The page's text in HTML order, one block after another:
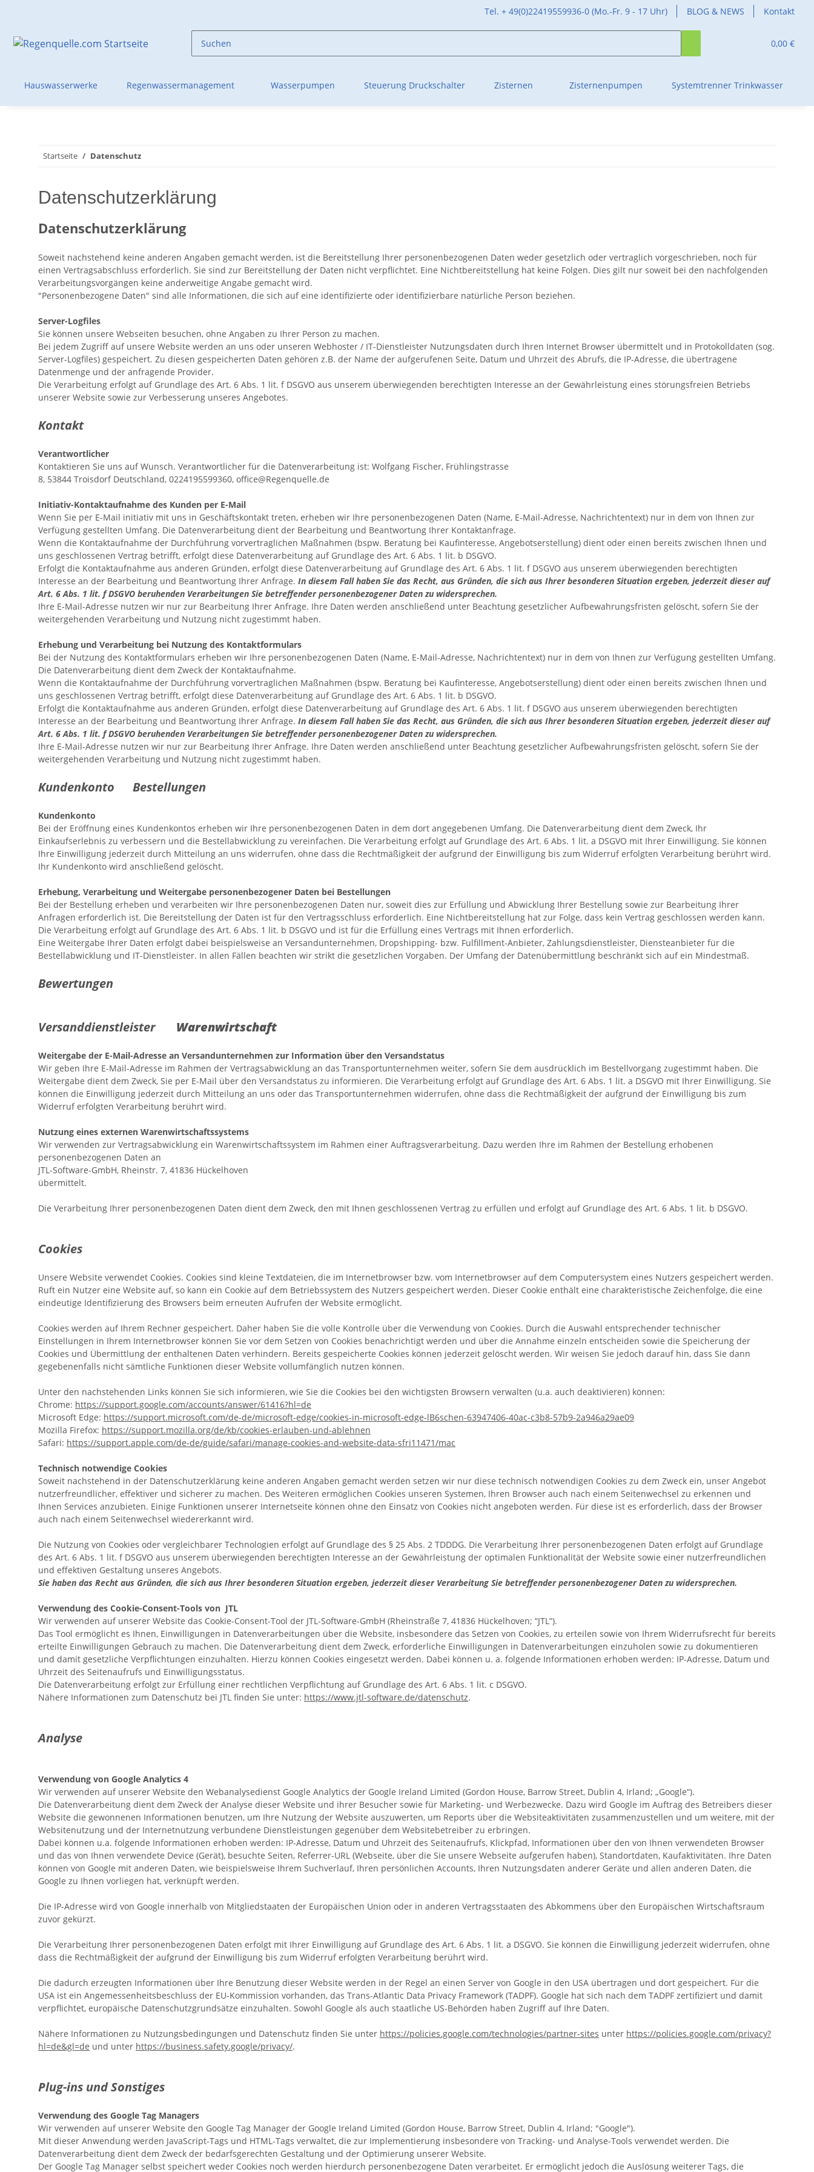
Tel. + 49(0)22419559936-0 (Mo.-Fr. 9 - 17 Uhr) BLOG & NEWS Kontakt
0,00 €
Hauswasserwerke Regenwassermanagement Wasserpumpen Steuerung Druckschalter Zisternen Zisternenpumpen Systemtrenner Trinkwasser
Startseite Datenschutz
Datenschutzerklärung
Datenschutzerklärung
Soweit nachstehend keine anderen Angaben gemacht werden, ist die Bereitstellung Ihrer personenbezogenen Daten weder gesetzlich oder vertraglich vorgeschrieben, noch für
einen Vertragsabschluss erforderlich. Sie sind zur Bereitstellung der Daten nicht verpflichtet. Eine Nichtbereitstellung hat keine Folgen. Dies gilt nur soweit bei den nachfolgenden
Verarbeitungsvorgängen keine anderweitige Angabe gemacht wird.
"Personenbezogene Daten" sind alle Informationen, die sich auf eine identifizierte oder identifizierbare natürliche Person beziehen.
Server-Logfiles
Sie können unsere Webseiten besuchen, ohne Angaben zu Ihrer Person zu machen.
Bei jedem Zugriff auf unsere Website werden an uns oder unseren Webhoster / IT-Dienstleister Nutzungsdaten durch Ihren Internet Browser übermittelt und in Protokolldaten (sog.
Server-Logfiles) gespeichert. Zu diesen gespeicherten Daten gehören z.B. der Name der aufgerufenen Seite, Datum und Uhrzeit des Abrufs, die IP-Adresse, die übertragene
Datenmenge und der anfragende Provider.
Die Verarbeitung erfolgt auf Grundlage des Art. 6 Abs. 1 lit. f DSGVO aus unserem überwiegenden berechtigten Interesse an der Gewährleistung eines störungsfreien Betriebs
unserer Website sowie zur Verbesserung unseres Angebotes.
Kontakt
Verantwortlicher
Kontaktieren Sie uns auf Wunsch. Verantwortlicher für die Datenverarbeitung ist: Wolfgang Fischer, Frühlingstrasse
8, 53844 Troisdorf Deutschland, 0224195599360, office@Regenquelle.de
Initiativ-Kontaktaufnahme des Kunden per E-Mail
Wenn Sie per E-Mail initiativ mit uns in Geschäftskontakt treten, erheben wir Ihre personenbezogenen Daten (Name, E-Mail-Adresse, Nachrichtentext) nur in dem von Ihnen zur
Verfügung gestellten Umfang. Die Datenverarbeitung dient der Bearbeitung und Beantwortung Ihrer Kontaktanfrage.
Wenn die Kontaktaufnahme der Durchführung vorvertraglichen Maßnahmen (bspw. Beratung bei Kaufinteresse, Angebotserstellung) dient oder einen bereits zwischen Ihnen und
uns geschlossenen Vertrag betrifft, erfolgt diese Datenverarbeitung auf Grundlage des Art. 6 Abs. 1 lit. b DSGVO.
Erfolgt die Kontaktaufnahme aus anderen Gründen, erfolgt diese Datenverarbeitung auf Grundlage des Art. 6 Abs. 1 lit. f DSGVO aus unserem überwiegenden berechtigten
Interesse an der Bearbeitung und Beantwortung Ihrer Anfrage. In diesem Fall haben Sie das Recht, aus Gründen, die sich aus Ihrer besonderen Situation ergeben, jederzeit dieser auf
Art. 6 Abs. 1 lit. f DSGVO beruhenden Verarbeitungen Sie betreffender personenbezogener Daten zu widersprechen.
Ihre E-Mail-Adresse nutzen wir nur zur Bearbeitung Ihrer Anfrage. Ihre Daten werden anschließend unter Beachtung gesetzlicher Aufbewahrungsfristen gelöscht, sofern Sie der
weitergehenden Verarbeitung und Nutzung nicht zugestimmt haben.
Erhebung und Verarbeitung bei Nutzung des Kontaktformulars
Bei der Nutzung des Kontaktformulars erheben wir Ihre personenbezogenen Daten (Name, E-Mail-Adresse, Nachrichtentext) nur in dem von Ihnen zur Verfügung gestellten Umfang.
Die Datenverarbeitung dient dem Zweck der Kontaktaufnahme.
Wenn die Kontaktaufnahme der Durchführung vorvertraglichen Maßnahmen (bspw. Beratung bei Kaufinteresse, Angebotserstellung) dient oder einen bereits zwischen Ihnen und
uns geschlossenen Vertrag betrifft, erfolgt diese Datenverarbeitung auf Grundlage des Art. 6 Abs. 1 lit. b DSGVO.
Erfolgt die Kontaktaufnahme aus anderen Gründen, erfolgt diese Datenverarbeitung auf Grundlage des Art. 6 Abs. 1 lit. f DSGVO aus unserem überwiegenden berechtigten
Interesse an der Bearbeitung und Beantwortung Ihrer Anfrage. In diesem Fall haben Sie das Recht, aus Gründen, die sich aus Ihrer besonderen Situation ergeben, jederzeit dieser auf
Art. 6 Abs. 1 lit. f DSGVO beruhenden Verarbeitungen Sie betreffender personenbezogener Daten zu widersprechen.
Ihre E-Mail-Adresse nutzen wir nur zur Bearbeitung Ihrer Anfrage. Ihre Daten werden anschließend unter Beachtung gesetzlicher Aufbewahrungsfristen gelöscht, sofern Sie der
weitergehenden Verarbeitung und Nutzung nicht zugestimmt haben.
Kundenkonto Bestellungen
Kundenkonto
Bei der Eröffnung eines Kundenkontos erheben wir Ihre personenbezogenen Daten in dem dort angegebenen Umfang. Die Datenverarbeitung dient dem Zweck, Ihr
Einkaufserlebnis zu verbessern und die Bestellabwicklung zu vereinfachen. Die Verarbeitung erfolgt auf Grundlage des Art. 6 Abs. 1 lit. a DSGVO mit Ihrer Einwilligung. Sie können
Ihre Einwilligung jederzeit durch Mitteilung an uns widerrufen, ohne dass die Rechtmäßigkeit der aufgrund der Einwilligung bis zum Widerruf erfolgten Verarbeitung berührt wird.
Ihr Kundenkonto wird anschließend gelöscht.
Erhebung, Verarbeitung und Weitergabe personenbezogener Daten bei Bestellungen
Bei der Bestellung erheben und verarbeiten wir Ihre personenbezogenen Daten nur, soweit dies zur Erfüllung und Abwicklung Ihrer Bestellung sowie zur Bearbeitung Ihrer
Anfragen erforderlich ist. Die Bereitstellung der Daten ist für den Vertragsschluss erforderlich. Eine Nichtbereitstellung hat zur Folge, dass kein Vertrag geschlossen werden kann.
Die Verarbeitung erfolgt auf Grundlage des Art. 6 Abs. 1 lit. b DSGVO und ist für die Erfüllung eines Vertrags mit Ihnen erforderlich.
Eine Weitergabe Ihrer Daten erfolgt dabei beispielsweise an Versandunternehmen, Dropshipping- bzw. Fulfillment-Anbieter, Zahlungsdienstleister, Diensteanbieter für die
Bestellabwicklung und IT-Dienstleister. In allen Fällen beachten wir strikt die gesetzlichen Vorgaben. Der Umfang der Datenübermittlung beschränkt sich auf ein Mindestmaß.
Bewertungen
Versanddienstleister Warenwirtschaft
Weitergabe der E-Mail-Adresse an Versandunternehmen zur Information über den Versandstatus
Wir geben Ihre E-Mail-Adresse im Rahmen der Vertragsabwicklung an das Transportunternehmen weiter, sofern Sie dem ausdrücklich im Bestellvorgang zugestimmt haben. Die
Weitergabe dient dem Zweck, Sie per E-Mail über den Versandstatus zu informieren. Die Verarbeitung erfolgt auf Grundlage des Art. 6 Abs. 1 lit. a DSGVO mit Ihrer Einwilligung. Sie
können die Einwilligung jederzeit durch Mitteilung an uns oder das Transportunternehmen widerrufen, ohne dass die Rechtmäßigkeit der aufgrund der Einwilligung bis zum
Widerruf erfolgten Verarbeitung berührt wird.
Nutzung eines externen Warenwirtschaftssystems
Wir verwenden zur Vertragsabwicklung ein Warenwirtschaftssystem im Rahmen einer Auftragsverarbeitung. Dazu werden Ihre im Rahmen der Bestellung erhobenen
personenbezogenen Daten an
JTL-Software-GmbH, Rheinstr. 7, 41836 Hückelhoven
übermittelt.
Die Verarbeitung Ihrer personenbezogenen Daten dient dem Zweck, den mit Ihnen geschlossenen Vertrag zu erfüllen und erfolgt auf Grundlage des Art. 6 Abs. 1 lit. b DSGVO.
Cookies
Unsere Website verwendet Cookies. Cookies sind kleine Textdateien, die im Internetbrowser bzw. vom Internetbrowser auf dem Computersystem eines Nutzers gespeichert werden.
Ruft ein Nutzer eine Website auf, so kann ein Cookie auf dem Betriebssystem des Nutzers gespeichert werden. Dieser Cookie enthält eine charakteristische Zeichenfolge, die eine
eindeutige Identifizierung des Browsers beim erneuten Aufrufen der Website ermöglicht.
Cookies werden auf Ihrem Rechner gespeichert. Daher haben Sie die volle Kontrolle über die Verwendung von Cookies. Durch die Auswahl entsprechender technischer
Einstellungen in Ihrem Internetbrowser können Sie vor dem Setzen von Cookies benachrichtigt werden und über die Annahme einzeln entscheiden sowie die Speicherung der
Cookies und Übermittlung der enthaltenen Daten verhindern. Bereits gespeicherte Cookies können jederzeit gelöscht werden. Wir weisen Sie jedoch darauf hin, dass Sie dann
gegebenenfalls nicht sämtliche Funktionen dieser Website vollumfänglich nutzen können.
Unter den nachstehenden Links können Sie sich informieren, wie Sie die Cookies bei den wichtigsten Browsern verwalten (u.a. auch deaktivieren) können:
Chrome: https://support.google.com/accounts/answer/61416?hl=de
Microsoft Edge: https://support.microsoft.com/de-de/microsoft-edge/cookies-in-microsoft-edge-lB6schen-63947406-40ac-c3b8-57b9-2a946a29ae09
Mozilla Firefox: https://support.mozilla.org/de/kb/cookies-erlauben-und-ablehnen
Safari: https://support.apple.com/de-de/guide/safari/manage-cookies-and-website-data-sfri11471/mac
Technisch notwendige Cookies
Soweit nachstehend in der Datenschutzerklärung keine anderen Angaben gemacht werden setzen wir nur diese technisch notwendigen Cookies zu dem Zweck ein, unser Angebot
nutzerfreundlicher, effektiver und sicherer zu machen. Des Weiteren ermöglichen Cookies unseren Systemen, Ihren Browser auch nach einem Seitenwechsel zu erkennen und
Ihnen Services anzubieten. Einige Funktionen unserer Internetseite können ohne den Einsatz von Cookies nicht angeboten werden. Für diese ist es erforderlich, dass der Browser
auch nach einem Seitenwechsel wiedererkannt wird.
Die Nutzung von Cookies oder vergleichbarer Technologien erfolgt auf Grundlage des § 25 Abs. 2 TDDDG. Die Verarbeitung Ihrer personenbezogenen Daten erfolgt auf Grundlage
des Art. 6 Abs. 1 lit. f DSGVO aus unserem überwiegenden berechtigten Interesse an der Gewährleistung der optimalen Funktionalität der Website sowie einer nutzerfreundlichen
und effektiven Gestaltung unseres Angebots.
Sie haben das Recht aus Gründen, die sich aus Ihrer besonderen Situation ergeben, jederzeit dieser Verarbeitung Sie betreffender personenbezogener Daten zu widersprechen.
Verwendung des Cookie-Consent-Tools von JTL
Wir verwenden auf unserer Website das Cookie-Consent-Tool der JTL-Software-GmbH (Rheinstraße 7, 41836 Hückelhoven; “JTL”).
Das Tool ermöglicht es Ihnen, Einwilligungen in Datenverarbeitungen über die Website, insbesondere das Setzen von Cookies, zu erteilen sowie von Ihrem Widerrufsrecht für bereits
erteilte Einwilligungen Gebrauch zu machen. Die Datenverarbeitung dient dem Zweck, erforderliche Einwilligungen in Datenverarbeitungen einzuholen sowie zu dokumentieren
und damit gesetzliche Verpflichtungen einzuhalten. Hierzu können Cookies eingesetzt werden. Dabei können u. a. folgende Informationen erhoben werden: IP-Adresse, Datum und
Uhrzeit des Seitenaufrufs und Einwilligungsstatus.
Die Datenverarbeitung erfolgt zur Erfüllung einer rechtlichen Verpflichtung auf Grundlage des Art. 6 Abs. 1 lit. c DSGVO.
Nähere Informationen zum Datenschutz bei JTL finden Sie unter: https://www.jtl-software.de/datenschutz.
Analyse
Verwendung von Google Analytics 4
Wir verwenden auf unserer Website den Webanalysedienst Google Analytics der Google Ireland Limited (Gordon House, Barrow Street, Dublin 4, Irland; „Google“).
Die Datenverarbeitung dient dem Zweck der Analyse dieser Website und ihrer Besucher sowie für Marketing- und Werbezwecke. Dazu wird Google im Auftrag des Betreibers dieser
Website die gewonnenen Informationen benutzen, um Ihre Nutzung der Website auszuwerten, um Reports über die Websiteaktivitäten zusammenzustellen und um weitere, mit der
Websitenutzung und der Internetnutzung verbundene Dienstleistungen gegenüber dem Websitebetreiber zu erbringen.
Dabei können u.a. folgende Informationen erhoben werden: IP-Adresse, Datum und Uhrzeit des Seitenaufrufs, Klickpfad, Informationen über den von Ihnen verwendeten Browser
und das von Ihnen verwendete Device (Gerät), besuchte Seiten, Referrer-URL (Webseite, über die Sie unsere Webseite aufgerufen haben), Standortdaten, Kaufaktivitäten. Ihre Daten
können von Google mit anderen Daten, wie beispielsweise Ihrem Suchverlauf, Ihren persönlichen Accounts, Ihren Nutzungsdaten anderer Geräte und allen anderen Daten, die
Google zu Ihnen vorliegen hat, verknüpft werden.
Die IP-Adresse wird von Google innerhalb von Mitgliedstaaten der Europäischen Union oder in anderen Vertragsstaaten des Abkommens über den Europäischen Wirtschaftsraum
zuvor gekürzt.
Die Verarbeitung Ihrer personenbezogenen Daten erfolgt mit Ihrer Einwilligung auf Grundlage des Art. 6 Abs. 1 lit. a DSGVO. Sie können die Einwilligung jederzeit widerrufen, ohne
dass die Rechtmäßigkeit der aufgrund der Einwilligung bis zum Widerruf erfolgten Verarbeitung berührt wird.
Die dadurch erzeugten Informationen über Ihre Benutzung dieser Website werden in der Regel an einen Server von Google in den USA übertragen und dort gespeichert. Für die
USA ist ein Angemessenheitsbeschluss der EU-Kommission vorhanden, das Trans-Atlantic Data Privacy Framework (TADPF). Google hat sich nach dem TADPF zertifiziert und damit
verpflichtet, europäische Datenschutzgrundsätze einzuhalten. Sowohl Google als auch staatliche US-Behörden haben Zugriff auf Ihre Daten.
Nähere Informationen zu Nutzungsbedingungen und Datenschutz finden Sie unter https://policies.google.com/technologies/partner-sites unter https://policies.google.com/privacy?
hl=de&gl=de und unter https://business.safety.google/privacy/.
Plug-ins und Sonstiges
Verwendung des Google Tag Managers
Wir verwenden auf unserer Website den Google Tag Manager der Google Ireland Limited (Gordon House, Barrow Street, Dublin 4, Irland; "Google").
Mit dieser Anwendung werden JavaScript-Tags und HTML-Tags verwaltet, die zur Implementierung insbesondere von Tracking- und Analyse-Tools verwendet werden. Die
Datenverarbeitung dient dem Zweck der bedarfsgerechten Gestaltung und der Optimierung unserer Website.
Der Google Tag Manager selbst speichert weder Cookies noch werden hierdurch personenbezogene Daten verarbeitet. Er ermöglicht jedoch die Auslösung weiterer Tags, die